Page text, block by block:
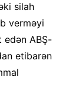
silah
verməyi
edən ABŞ-
etibarən